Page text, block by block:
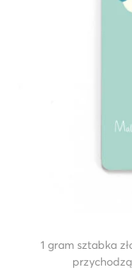
1 gram sztabka